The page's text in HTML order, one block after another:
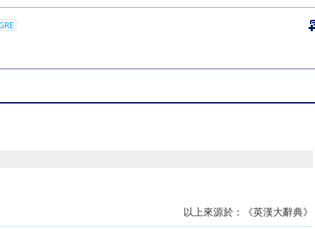
以上來源於：《英漢大辭典》